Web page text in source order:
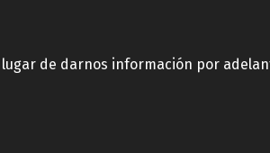
de darnos información por